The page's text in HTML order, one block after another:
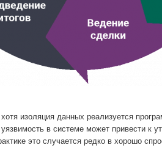
изоляция данных реализуется
в системе может привести к
это случается редко в хорошо